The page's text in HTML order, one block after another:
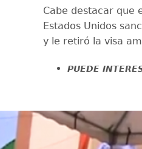
Cabe destacar que
Estados Unidos
y le retiró la visa
PUEDE